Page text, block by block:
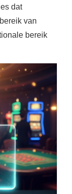
dat
van
bereik